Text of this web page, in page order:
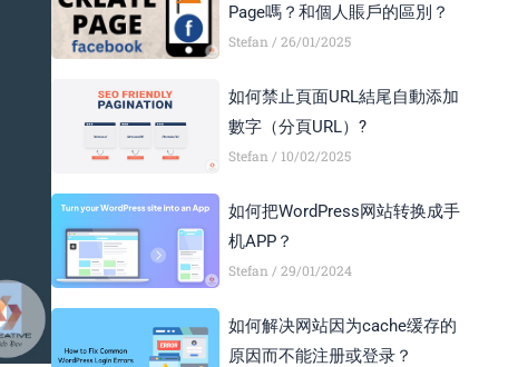
Page嗎？和個人賬戶的區別？
Stefan 26/01/2025
如何禁止頁面URL結尾自動添加
數字（分頁URL）?
Stefan 10/02/2025
如何把WordPress网站转换成手
机APP？
Stefan 29/01/2024
如何解决网站因为cache缓存的
原因而不能注册或登录？